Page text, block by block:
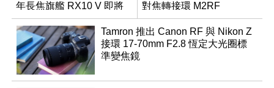
年長焦旗艦 RX10 V 即將
登場
對焦轉接環 M2RF
Tamron 推出 Canon RF 與 Nikon Z
接環 17-70mm F2.8 恆定大光圈標
準變焦鏡